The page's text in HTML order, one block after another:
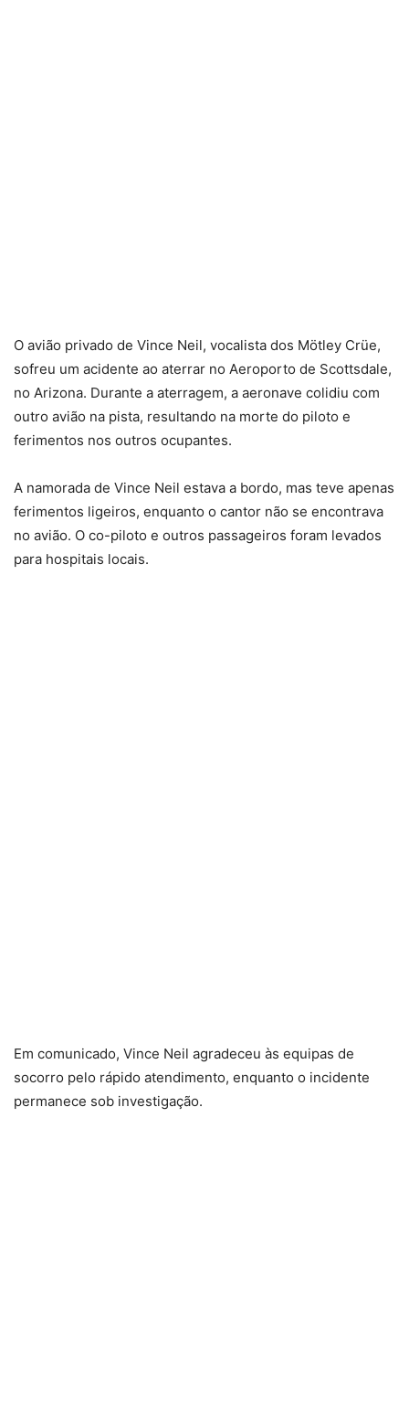
O avião privado de Vince Neil, vocalista dos Mötley Crüe,
sofreu um acidente ao aterrar no Aeroporto de Scottsdale,
no Arizona. Durante a aterragem, a aeronave colidiu com
outro avião na pista, resultando na morte do piloto e
ferimentos nos outros ocupantes.
A namorada de Vince Neil estava a bordo, mas teve apenas
ferimentos ligeiros, enquanto o cantor não se encontrava
no avião. O co-piloto e outros passageiros foram levados
para hospitais locais.
Em comunicado, Vince Neil agradeceu às equipas de
socorro pelo rápido atendimento, enquanto o incidente
permanece sob investigação.